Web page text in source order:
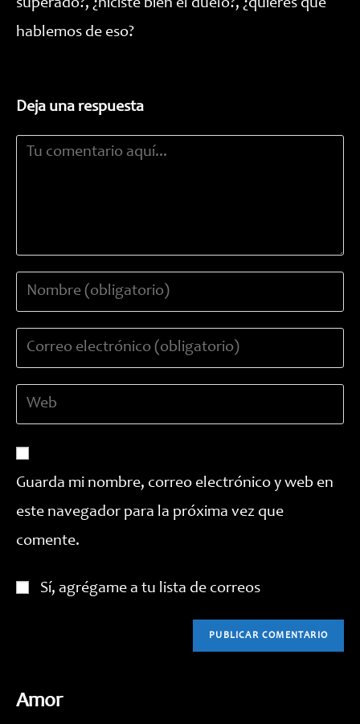
superado?, ¿hiciste bien el duelo?, ¿quieres que
hablemos de eso?
Deja una respuesta
Comentario
usuario
para
de
para
comentar
(opcional)
Guarda mi nombre, correo electrónico y web en
este navegador para la próxima vez que
comente.
Sí, agrégame a tu lista de correos
Amor